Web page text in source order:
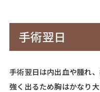
手術翌日
手術翌日は内出血や腫れ
強く出るため胸はかなり